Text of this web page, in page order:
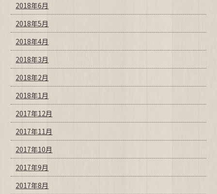
2018年6月
2018年5月
2018年4月
2018年3月
2018年2月
2018年1月
2017年12月
2017年11月
2017年10月
2017年9月
2017年8月